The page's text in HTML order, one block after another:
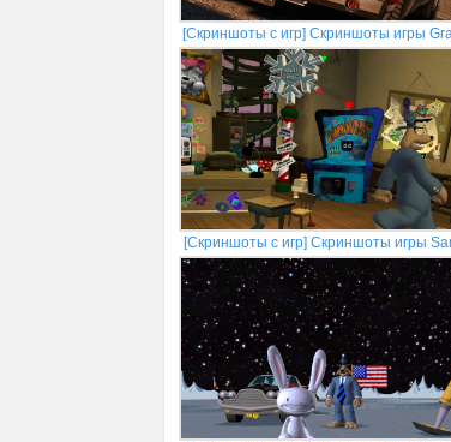
[Скриншоты с игр] Скриншоты игры
[Скриншоты с игр] Скриншоты игры